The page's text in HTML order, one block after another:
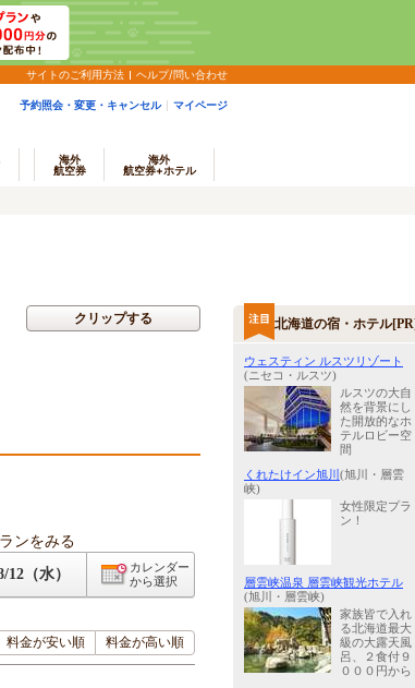
サイトのご利用方法 ヘルプ/問い合わせ
予約照会・変更・キャンセル マイページ
海外
航空券
海外
航空券+ホテル
クリップする
ンをみる
12（水）
カレンダー
から選択
料金が安い順 料金が高い順
北海道の宿・ホテル
ウェスティン ルスツリゾート
(ニセコ・ルスツ)
ルスツの大自
然を背景にし
た開放的なホ
テルロビー空
間
くれたけイン旭川 (旭川・層雲
峡)
女性限定プラ
ン！
層雲峡温泉 層雲峡観光ホテル
(旭川・層雲峡)
家族皆で入れ
る北海道最大
級の大露天風
呂、２食付９
０００円から